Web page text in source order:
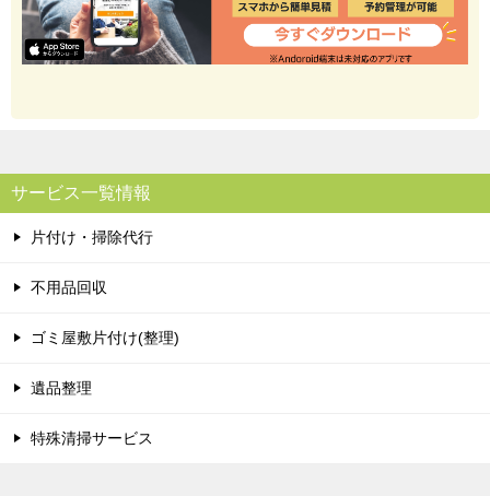
サービス一覧情報
片付け・掃除代行
不用品回収
ゴミ屋敷片付け(整理)
遺品整理
特殊清掃サービス